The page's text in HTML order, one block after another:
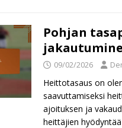
Pohjan
09/02/2026
Heittotasaus on
saavuttamiseksi
ajoituksen ja
heittäjien